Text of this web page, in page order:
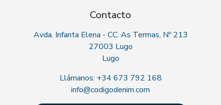
Contacto
Avda. Infanta Elena - CC. As Termas, Nº 213
27003 Lugo
Lugo
Llámanos: +34 673 792 168
info@codigodenim.com